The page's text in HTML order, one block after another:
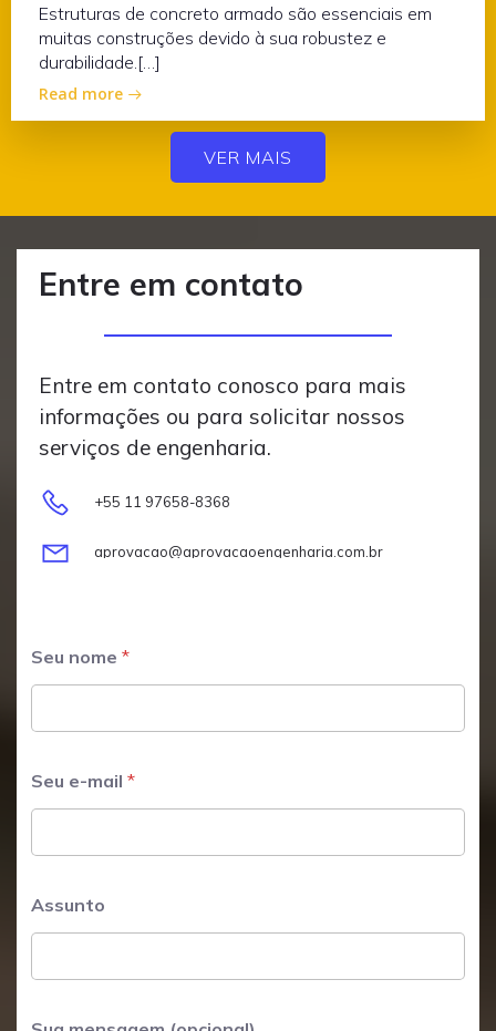
Estruturas de concreto armado são essenciais em
muitas construções devido à sua robustez e
durabilidade.[…]
Read more
VER MAIS
Entre em contato
Entre em contato conosco para mais
informações ou para solicitar nossos
serviços de engenharia.
+55 11 97658-8368
aprovacao@aprovacaoengenharia.com.br
Seu nome *
Seu e-mail *
Assunto